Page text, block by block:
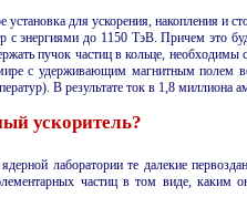
для ускорения, накопления и
с энергиями до 1150 ТэВ. Причем это
пучок частиц в кольце,
с удерживающим магнитным полем
В результате ток в 1,8 миллиона
ускоритель?
лаборатории те далекие
частиц в том виде,